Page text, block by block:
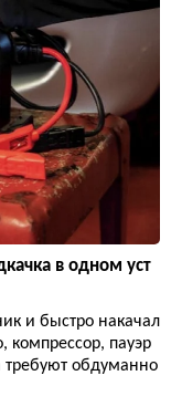
в одном уст
и быстро накачал
компрессор, пауэр
требуют обдуманно